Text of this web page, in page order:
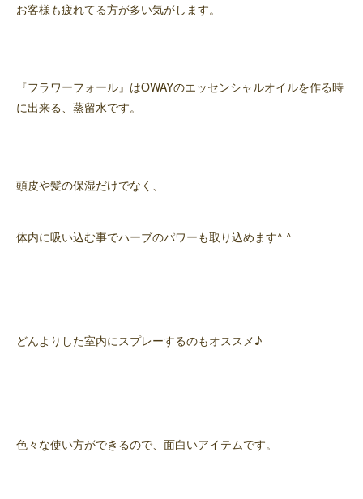
お客様も疲れてる方が多い気がします。
『フラワーフォール』はOWAYのエッセンシャルオイルを作る時
に出来る、蒸留水です。
頭皮や髪の保湿だけでなく、
体内に吸い込む事でハーブのパワーも取り込めます^ ^
どんよりした室内にスプレーするのもオススメ♪
色々な使い方ができるので、面白いアイテムです。